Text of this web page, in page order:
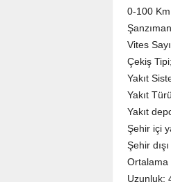
0-100
Vites
Çekiş
Yakıt
Yakıt
Yakıt
Şehir içi
Şehir
Ortalama
Uzunluk;